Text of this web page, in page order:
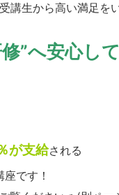
生から高い満足を
”へ安心し
が支給される
です！